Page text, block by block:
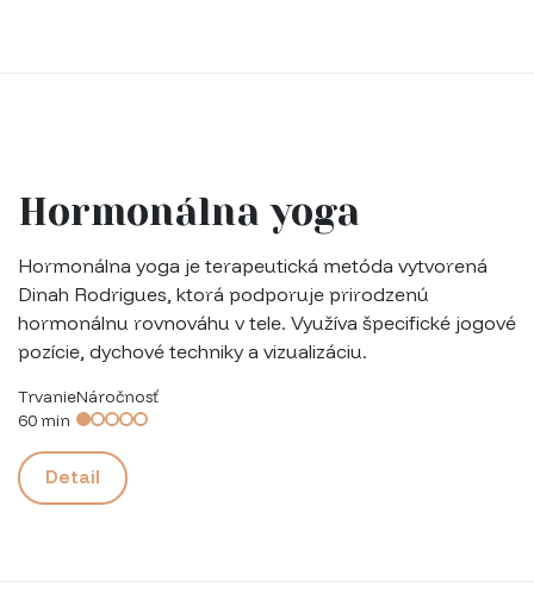
Hormonálna yoga
Hormonálna yoga je terapeutická metóda vytvorená
Dinah Rodrigues, ktorá podporuje prirodzenú
hormonálnu rovnováhu v tele. Využíva špecifické jogové
pozície, dychové techniky a vizualizáciu.
Trvanie
60 min
Náročnosť
Detail